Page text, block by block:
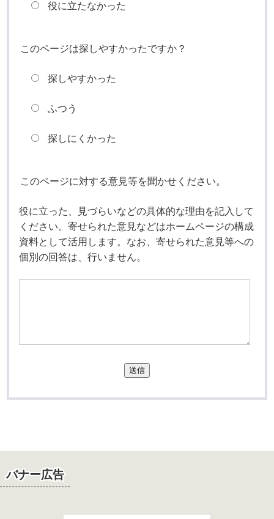
役に立たなかった
このページは探しやすかったですか？
探しやすかった
ふつう
探しにくかった
このページに対する意見等を聞かせください。
役に立った、見づらいなどの具体的な理由を記入して
ください。寄せられた意見などはホームページの構成
資料として活用します。なお、寄せられた意見等への
個別の回答は、行いません。
送信
バナー広告